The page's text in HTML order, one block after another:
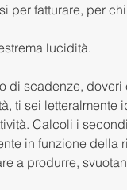
per fatturare, per
lucidità.
di scadenze,
ti sei letteralmente
Calcoli i
in funzione della
a produrre,